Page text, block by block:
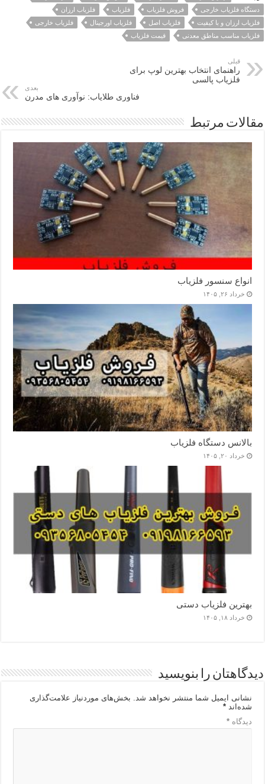
دستگاه فلزیاب خارجی
فروش فلزیاب فلزیاب
فلزیاب ارزان
فلزیاب ارزان و با کیفیت
فلزیاب اصل فلزیاب اورجینال
فلزیاب خارجی
فلزیاب مناسب مناطق معدنی
قیمت فلزیاب
قبلی
راهنمای انتخاب بهترین لوپ برای
فلزیاب پالسی
بعدی
فناوری طلایاب: نوآوری‌ های مدرن
مقالات مرتبط
انواع سنسور فلزیاب
خرداد ۲۶, ۱۴۰۵
بالانس دستگاه فلزیاب
خرداد ۲۰, ۱۴۰۵
بهترین فلزیاب دستی
خرداد ۱۸, ۱۴۰۵
دیدگاهتان را بنویسید
نشانی ایمیل شما منتشر نخواهد شد.
بخش‌های موردنیاز علامت‌گذاری
شده‌اند*
دیدگاه*